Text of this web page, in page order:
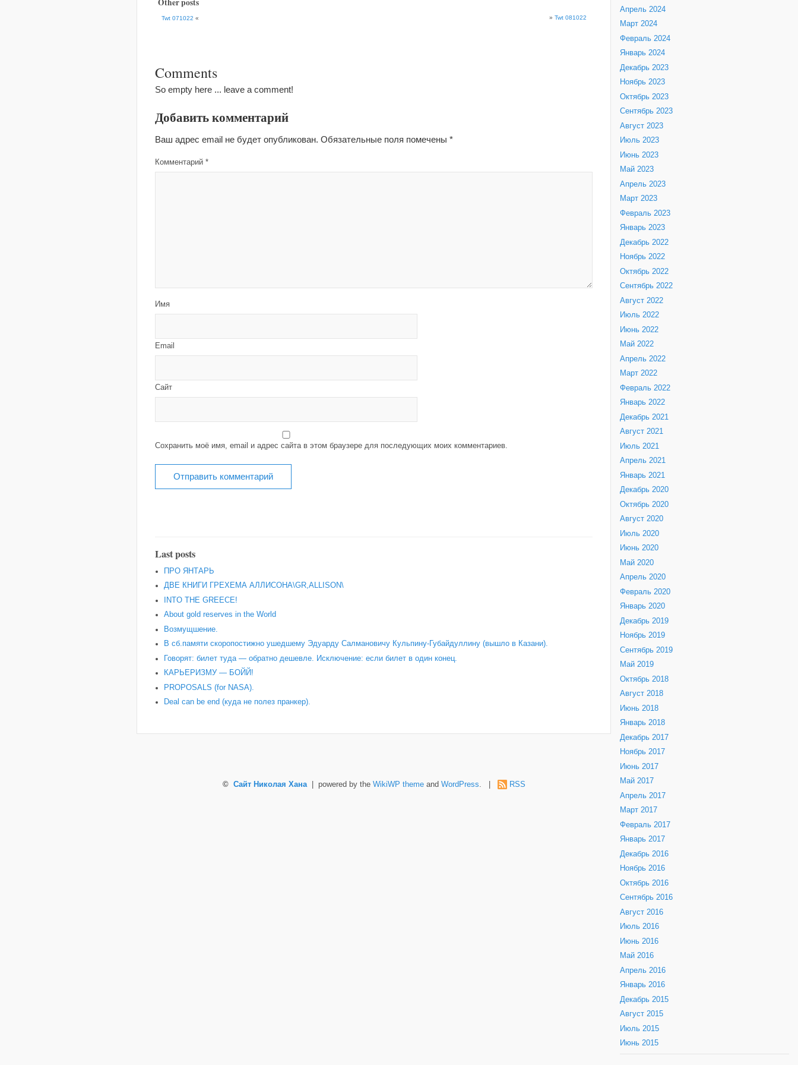
Twt 071022 « » Twt 081022
Comments
So empty here ... leave a comment!
Добавить комментарий
Ваш адрес email не будет опубликован. Обязательные поля помечены *
Комментарий *
Имя
Email
Сайт
Сохранить моё имя, email и адрес сайта в этом браузере для последующих моих комментариев.
Last posts
ПРО ЯНТАРЬ
ДВЕ КНИГИ ГРЕХЕМА АЛЛИСОНА\GR,ALLISON\
INTO THE GREECE!
About gold reserves in the World
Возмущшение.
В сб.памяти скоропостижно ушедшему Эдуарду Салмановичу Кульпину-Губайдуллину (вышло в Казани).
Говорят: билет туда — обратно дешевле. Исключение: если билет в один конец.
КАРЬЕРИЗМУ — БОЙЙ!
PROPOSALS (for NASA).
Deal can be end (куда не полез пранкер).
Апрель 2024
Март 2024
Февраль 2024
Январь 2024
Декабрь 2023
Ноябрь 2023
Октябрь 2023
Сентябрь 2023
Август 2023
Июль 2023
Июнь 2023
Май 2023
Апрель 2023
Март 2023
Февраль 2023
Январь 2023
Декабрь 2022
Ноябрь 2022
Октябрь 2022
Сентябрь 2022
Август 2022
Июль 2022
Июнь 2022
Май 2022
Апрель 2022
Март 2022
Февраль 2022
Январь 2022
Декабрь 2021
Август 2021
Июль 2021
Апрель 2021
Январь 2021
Декабрь 2020
Октябрь 2020
Август 2020
Июль 2020
Июнь 2020
Май 2020
Апрель 2020
Февраль 2020
Январь 2020
Декабрь 2019
Ноябрь 2019
Сентябрь 2019
Май 2019
Октябрь 2018
Август 2018
Июнь 2018
Январь 2018
Декабрь 2017
Ноябрь 2017
Июнь 2017
Май 2017
Апрель 2017
Март 2017
Февраль 2017
Январь 2017
Декабрь 2016
Ноябрь 2016
Октябрь 2016
Сентябрь 2016
Август 2016
Июль 2016
Июнь 2016
Май 2016
Апрель 2016
Январь 2016
Декабрь 2015
Август 2015
Июль 2015
Июнь 2015
© Сайт Николая Хана| powered by the WikiWP themeand WordPress. | RSS